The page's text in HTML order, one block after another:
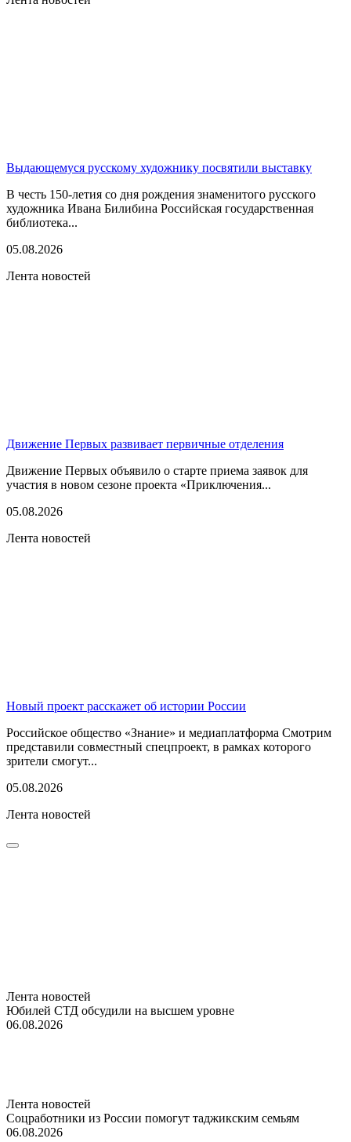
Выдающемуся русскому художнику посвятили выставку
В честь 150-летия со дня рождения знаменитого русского
художника Ивана Билибина Российская государственная
библиотека...
05.08.2026
Лента новостей
Движение Первых развивает первичные отделения
Движение Первых объявило о старте приема заявок для
участия в новом сезоне проекта «Приключения...
05.08.2026
Лента новостей
Новый проект расскажет об истории России
Российское общество «Знание» и медиаплатформа Смотрим
представили совместный спецпроект, в рамках которого
зрители смогут...
05.08.2026
Лента новостей
Лента новостей
Юбилей СТД обсудили на высшем уровне
06.08.2026
Лента новостей
Соцработники из России помогут таджикским семьям
06.08.2026